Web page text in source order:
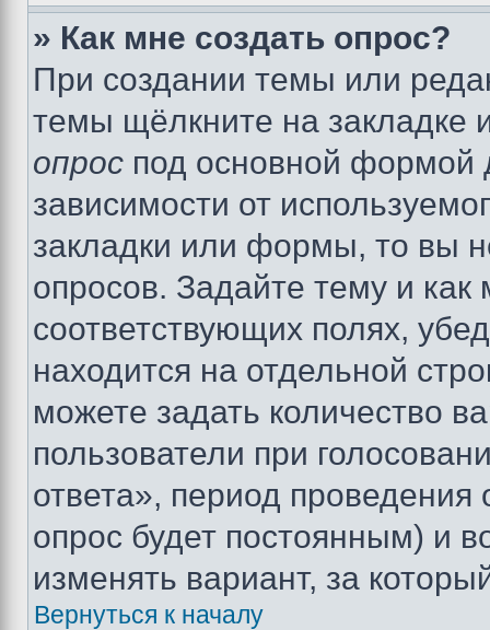
» Как мне создать опрос?
При создании темы или
темы щёлкните на
опрос под основной формой
зависимости от
закладки или формы, то вы
опросов. Задайте тему и
соответствующих полях,
находится на отдельной
можете задать количество
пользователи при
ответа», период проведения
опрос будет постоянным) и
изменять вариант, за
Вернуться к началу